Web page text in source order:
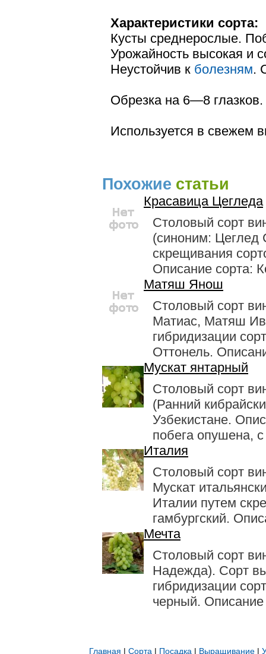
Характеристики сорта:
Кусты среднерослые.
Урожайность высокая и
Неустой­чив к болезням.
Обрезка на 6—8 глазков.
Используется в свежем
Похожие статьи
Красавица Цегледа
Столовый сорт
(синоним: Цеглед
скрещивания
Описание сорта:
Матяш Янош
Столовый сорт
Матиас, Матяш
гибридизации
Оттонель.
Мускат янтарный
Столовый сорт
(Ранний
Узбекистане.
побега опушена,
Италия
Столовый сорт
Мускат
Италии путем
гамбургский.
Мечта
Столовый сорт
Надежда). Сорт
гибридизации
черный. Описание
Главная | Сорта | Посадка | Выращивание |